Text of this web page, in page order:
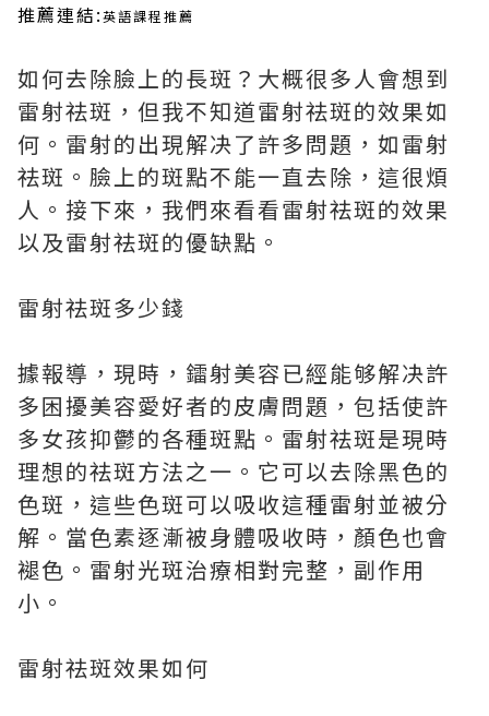
推薦連結:英語課程推薦
如何去除臉上的長斑？大概很多人會想到
雷射祛斑，但我不知道雷射祛斑的效果如
何。雷射的出現解决了許多問題，如雷射
祛斑。臉上的斑點不能一直去除，這很煩
人。接下來，我們來看看雷射祛斑的效果
以及雷射祛斑的優缺點。
雷射祛斑多少錢
據報導，現時，鐳射美容已經能够解决許
多困擾美容愛好者的皮膚問題，包括使許
多女孩抑鬱的各種斑點。雷射祛斑是現時
理想的祛斑方法之一。它可以去除黑色的
色斑，這些色斑可以吸收這種雷射並被分
解。當色素逐漸被身體吸收時，顏色也會
褪色。雷射光斑治療相對完整，副作用
小。
雷射祛斑效果如何